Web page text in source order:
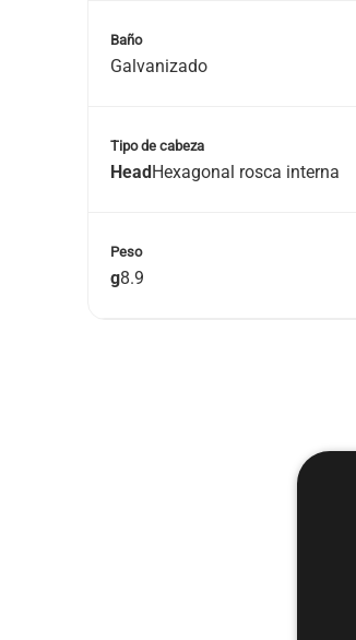
Baño
Galvanizado
Tipo de cabeza
HeadHexagonal rosca interna
Peso
g8.9